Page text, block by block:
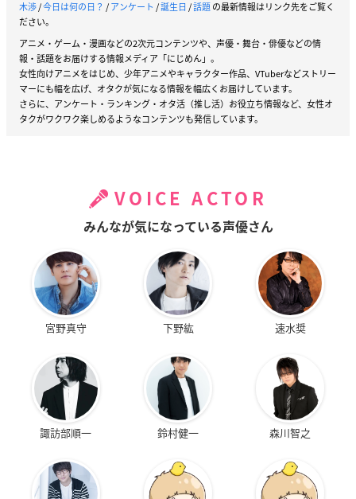
木渉/今日は何の日？ /アンケート /誕生日/話題の最新情報はリンク先をご覧く
ださい。
アニメ・ゲーム・漫画などの2次元コンテンツや、声優・舞台・俳優などの情
報・話題をお届けする情報メディア「にじめん」。
女性向けアニメをはじめ、少年アニメやキャラクター作品、VTuberなどストリー
マーにも幅を広げ、オタクが気になる情報を幅広くお届けしています。
さらに、アンケート・ランキング・オタ活（推し活）お役立ち情報など、女性オ
タクがワクワク楽しめるようなコンテンツも発信しています。
VOICE ACTOR
みんなが気になっている声優さん
宮野真守 下野紘 速水奨
諏訪部順一 鈴村健一 森川智之